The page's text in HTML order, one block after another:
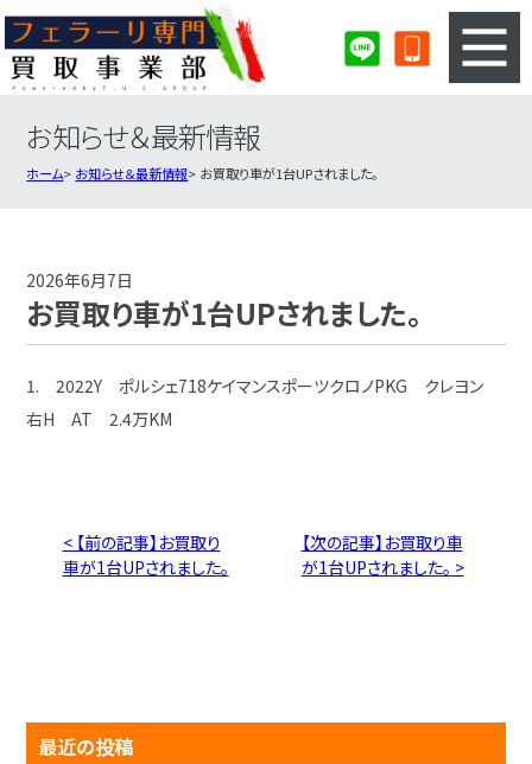
3ステップのカンタン査定
フェラーリ買取実績
お知らせ＆最新情報
ホーム お知らせ＆最新情報 お買取り車が1台UPされました。
2026年6月7日
お買取り車が1台UPされました。
1. 2022Y ポルシェ718ケイマンスポーツクロノPKG クレヨン
右H AT 2.4万KM
< 【前の記事】お買取り
車が1台UPされました。
【次の記事】お買取り車
が1台UPされました。 >
最近の投稿